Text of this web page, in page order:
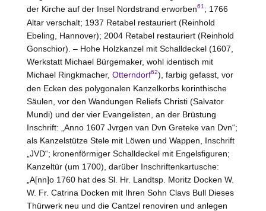
der Kirche auf der Insel Nordstrand erworben61 ; 1766
Altar verschalt; 1937 Retabel restauriert (Reinhold
Ebeling, Hannover); 2004 Retabel restauriert (Reinhold
Gonschior). – HoheHolzkanzel mit Schalldeckel (1607,
Werkstatt Michael Bürgemaker, wohl identisch mit
Michael Ringkmacher, Otterndorf62), farbig gefasst, vor
den Ecken des polygonalen Kanzelkorbs korinthische
Säulen, vor den Wandungen Reliefs Christi (Salvator
Mundi) und der vier Evangelisten, an der Brüstung
Inschrift: „Anno 1607 Jvrgen van Dvn Greteke van Dvn“;
als Kanzelstütze Stele mit Löwen und Wappen, Inschrift
„JVD“; kronenförmiger Schalldeckel mit Engelsfiguren;
Kanzeltür (um 1700), darüber Inschriftenkartusche:
„A[nn]o 1760 hat des Sl. Hr. Landtsp. Moritz Docken W.
W. Fr. Catrina Docken mit Ihren Sohn Clavs Bull Dieses
Thürwerk neu und die Cantzel renoviren und anlegen